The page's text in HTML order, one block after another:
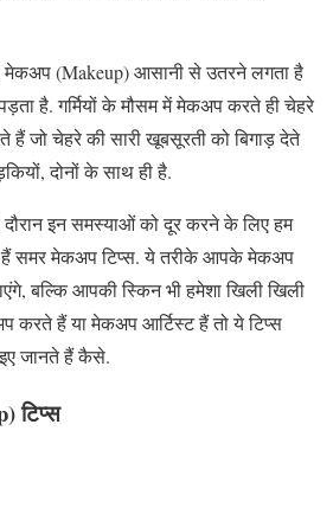
मेकअप (Makeup) आसानी से उतरने लगता है
है. गर्मियों के मौसम में मेकअप करते ही चेहरे
हैं जो चेहरे की सारी खूबसूरती को बिगाड़ देते
दोनों के साथ ही है.
इन समस्‍याओं को दूर करने के लिए हम
मेकअप टिप्‍स. ये तरीके आपके मेकअप
बल्कि आपकी स्किन भी हमेशा खिली खिली
हैं या मेकअप आर्टिस्ट हैं तो ये टिप्स
जानते हैं कैसे.
टिप्‍स